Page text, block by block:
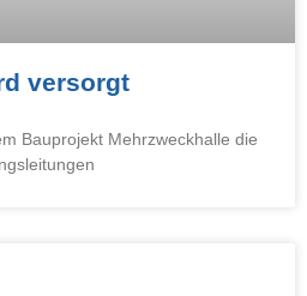
versorgt
Bauprojekt Mehrzweckhalle die